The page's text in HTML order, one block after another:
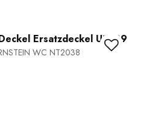
Ersatzdeckel U1009
WC NT2038